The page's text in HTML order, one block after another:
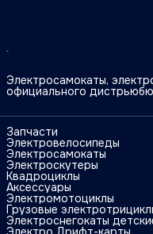
Электросамокаты,
официального
Запчасти
Электровелосипеды
Электросамокаты
Электроскутеры
Квадроциклы
Аксессуары
Электромотоциклы
Грузовые
Электроснегокаты